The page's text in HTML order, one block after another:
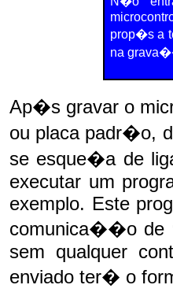
prop�s a
na
Ap�s gravar o
ou placa padr�o,
se esque�a de
executar um
exemplo. Este
comunica��o de
sem qualquer
enviado ter� o